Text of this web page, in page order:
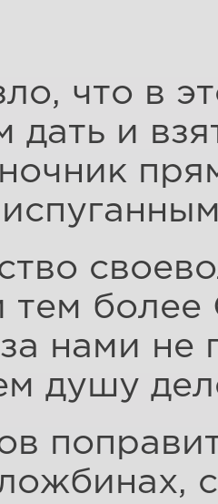
что в
дать и
тем более
нами не
душу